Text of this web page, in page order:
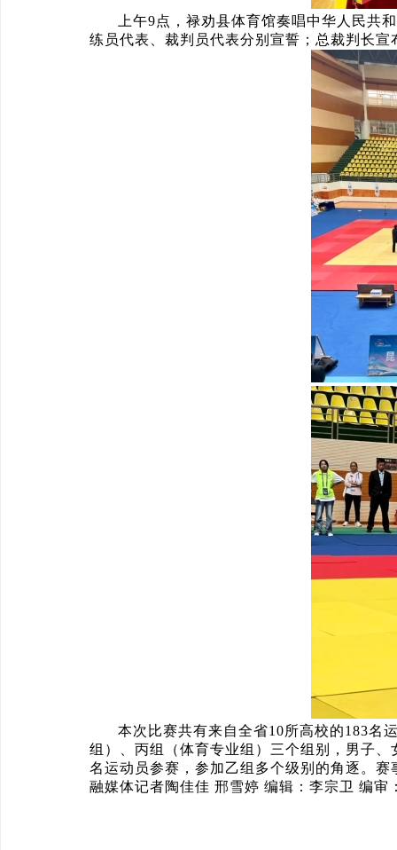
上午9点，禄劝县体育馆奏唱中华人民共
练员代表、裁判员代表分别宣誓；总裁判长宣
本次比赛共有来自全省10所高校的183名
组）、丙组（体育专业组）三个组别，男子
名运动员参赛，参加乙组多个级别的角逐。
融媒体记者陶佳佳 邢雪婷 编辑：李宗卫 编审